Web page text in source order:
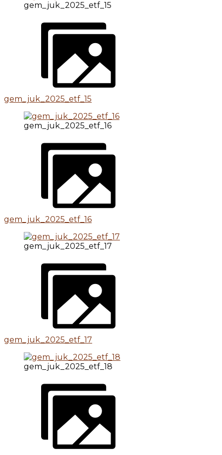
gem_juk_2025_etf_15
gem_juk_2025_etf_15
gem_juk_2025_etf_16
gem_juk_2025_etf_16
gem_juk_2025_etf_17
gem_juk_2025_etf_17
gem_juk_2025_etf_18